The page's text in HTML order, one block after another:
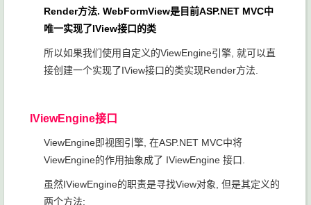
Render方法. WebFormView是目前ASP.NET MVC中
唯一实现了IView接口的类
所以如果我们使用自定义的ViewEngine引擎, 就可以直
接创建一个实现了IView接口的类实现Render方法.
IViewEngine接口
ViewEngine即视图引擎, 在ASP.NET MVC中将
ViewEngine的作用抽象成了 IViewEngine 接口.
虽然IViewEngine的职责是寻找View对象, 但是其定义的
两个方法: